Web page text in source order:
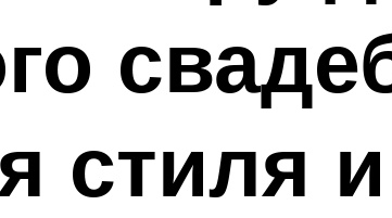
стиля